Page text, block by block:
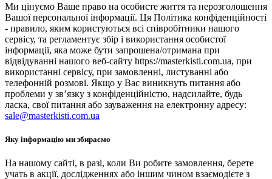
Ми цінуємо Ваше право на особисте життя та нерозголошення
Вашої персональної інформації. Ця Політика конфіденційності
- правило, яким користуються всі співробітники нашого
сервісу, та регламентує збір і використання особистої
інформації, яка може бути запрошена/отримана при
відвідуванні нашого веб-сайту https://masterkisti.com.ua, при
використанні сервісу, при замовленні, листуванні або
телефонній розмові. Якщо у Вас виникнуть питання або
проблеми у зв’язку з конфіденційністю, надсилайте, будь
ласка, свої питання або зауваження на електронну адресу:
sale@masterkisti.com.ua
Яку інформацію ми збираємо
На нашому сайті, в разі, коли Ви робите замовлення, берете
учать в акції, дослідженнях або іншим чином взаємодієте з